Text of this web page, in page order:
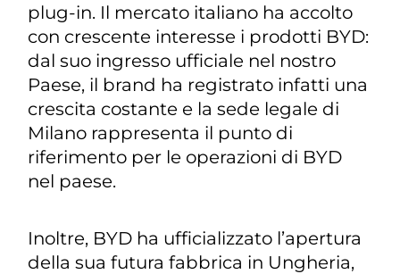
plug-in. Il mercato italiano ha accolto
con crescente interesse i prodotti BYD:
dal suo ingresso ufficiale nel nostro
Paese, il brand ha registrato infatti una
crescita costante e la sede legale di
Milano rappresenta il punto di
riferimento per le operazioni di BYD
nel paese.
Inoltre, BYD ha ufficializzato l’apertura
della sua futura fabbrica in Ungheria,